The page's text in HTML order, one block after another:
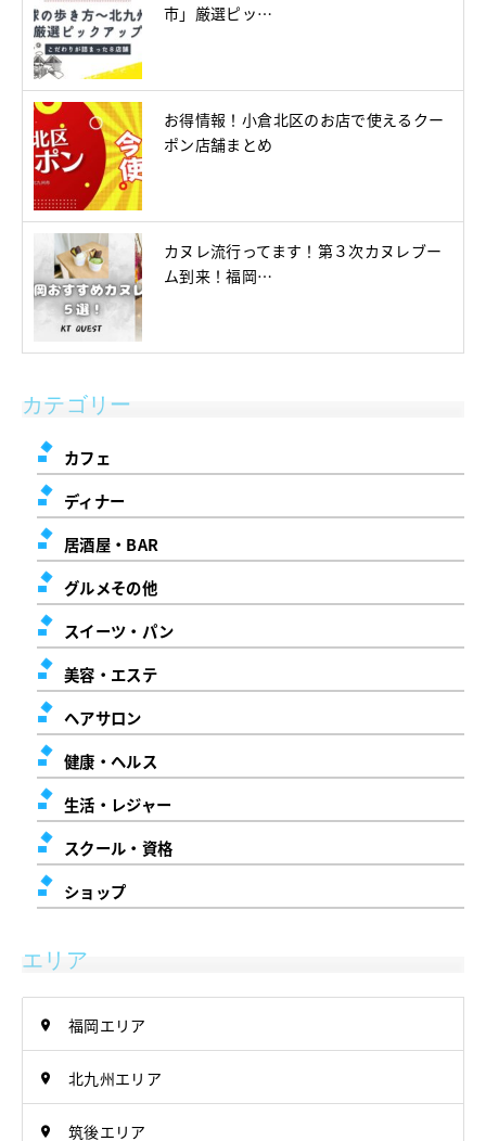
市」厳選ピッ…
お得情報！小倉北区のお店で使えるクー
ポン店舗まとめ
カヌレ流行ってます！第３次カヌレブー
ム到来！福岡…
カテゴリー
カフェ
ディナー
居酒屋・BAR
グルメその他
スイーツ・パン
美容・エステ
ヘアサロン
健康・ヘルス
生活・レジャー
スクール・資格
ショップ
エリア
福岡エリア
北九州エリア
筑後エリア